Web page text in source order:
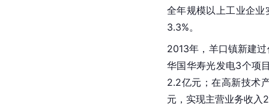
全年规模以上工业企业
3.3%。
2013年，羊口镇新建
华国华寿光发电3个项
2.2亿元；在高新技术
元，实现主营业务收入